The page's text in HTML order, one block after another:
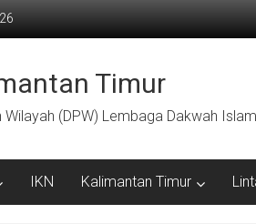
Timur
Wilayah (DPW) Lembaga Dakwah
IKN Kalimantan Timur